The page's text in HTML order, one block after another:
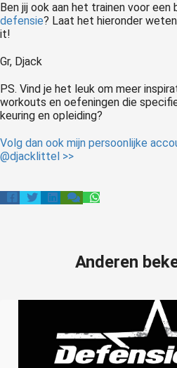
Ben jij ook aan het trainen voor
defensie? Laat het hieronder
it!
Gr, Djack
PS. Vind je het leuk om meer
workouts en oefeningen die
keuring en opleiding?
Volg dan ook mijn persoonlijke
@djacklittel >>
Anderen